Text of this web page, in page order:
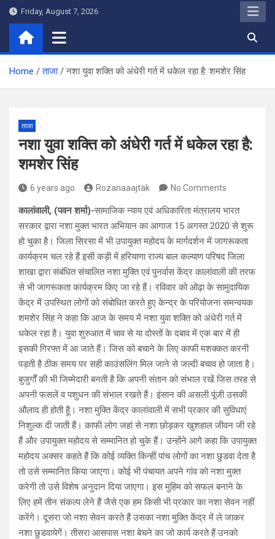
Skip
content
Friday, August 7, 2026
Home ताजा नशा युवा शक्ति को अंधेरी गर्त में धकेल रहा है: शमशेर सिंह
ताजा
नशा युवा शक्ति को अंधेरी गर्त में धकेल रहा है:
शमशेर सिंह
6 years ago Rozanaaajtak No Comments
कालांवाली, (पवन शर्मा)-सामाजिक न्याय एवं अधिकारिता मंत्रालय भारत
सरकार द्वारा नशा मुक्त भारत अभियान का आगाज 15 अगस्त 2020 से शुरू
हो चुका है। जिला सिरसा में भी उपायुक्त महोदय के मार्गदर्शन में जागरूकता
कार्यक्रम चल रहे हैं इसी कड़ी में हरियाणा राज्य बाल कल्याण परिषद जिला
शाखा द्वारा संबंधित संचालित नशा मुक्ति एवं पुनर्वास केंद्र कालांवाली की तरफ
से भी जागरूकता कार्यक्रम किए जा रहे हैं। रविवार को ओढ़ा के सामुदायिक
केंद्र में उपस्थित लोगों को संबोधित करते हुए केन्द्र के परियोजना समन्वयक
शमशेर सिंह ने कहा कि आज के समय में नशा युवा शक्ति को अंधेरी गर्त में
धकेल रहा है। युवा शुरुआत में चाव से या दोस्तों के दबाव में एक बार में ही
इसकी गिरफ्त में आ जाते हैं। जिस को बचाने के लिए काफी मशक्कत करनी
पड़ती है ठीक समय पर सही काउंसलिंग मिल जाने से जल्दी बचाव हो जाता है।
बुजुर्गों की भी जिम्मेदारी बनती है कि अपनी संतान को संभाल रखें जिस तरह से
अपनी फसलें व पशुधन की संभाल रखते हैं। इंसान की असली पूंजी उसकी
औलाद ही होती हैू। नशा मुक्ति केंद्र कालांवाली में सभी प्रकार की सुविधाएं
निशुल्क दी जाती हैं। काफी लोग जहां से नशा छोड़कर खुशहाल जीवन जी रहे
हैं और उपायुक्त महोदय से सम्मानित हो चुके हैं। उन्होंने आगे कहा कि उपायुक्त
महोदय अक्सर कहते हैं कि कोई व्यक्ति किन्हीं पांच लोगों का नशा छुडवा देता है
तो उसे सम्मानित किया जाएगा। कोई भी पंचायत अपने गांव को नशा मुक्त
करेगी तो उसे विशेष अनुदान दिया जाएगा। इस मुहिम को सफल बनाने के
लिए हमें तीन संकल्प लेने हैं जैसे एक हम किसी भी प्रकार का नशा सेवन नहीं
करेंगे। दूसरा जो नशा सेवन करते हैं उसका नशा मुक्ति केंद्र में ले जाकर
नशा छुडवायेगें। तीसरा आसपास नशा बेचने का जो कार्य करते हैं उनको